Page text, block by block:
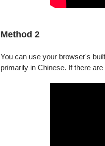
Method 2
You can use your browser's
primarily in Chinese. If there